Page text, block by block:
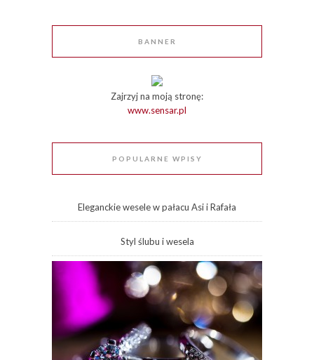
BANNER
Zajrzyj na moją stronę:
www.sensar.pl
POPULARNE WPISY
Eleganckie wesele w pałacu Asi i Rafała
Styl ślubu i wesela